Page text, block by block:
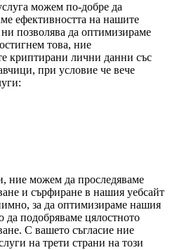
можем по-добре да
ефективността на нашите
позволява да оптимизираме
това, ние
криптирани лични данни със
при условие че вече
ние можем да проследяваме
и сърфиране в нашия уебсайт
за да оптимизираме нашия
да подобряваме цялостното
С вашето съгласие ние
на трети страни на този